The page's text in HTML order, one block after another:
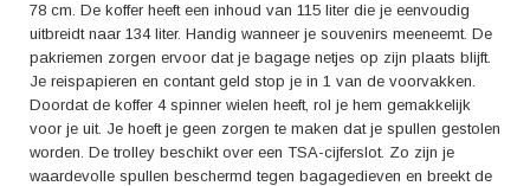
78 cm. De koffer heeft een inhoud van 115 liter die je eenvoudig
uitbreidt naar 134 liter. Handig wanneer je souvenirs meeneemt. De
pakriemen zorgen ervoor dat je bagage netjes op zijn plaats blijft.
Je reispapieren en contant geld stop je in 1 van de voorvakken.
Doordat de koffer 4 spinner wielen heeft, rol je hem gemakkelijk
voor je uit. Je hoeft je geen zorgen te maken dat je spullen gestolen
worden. De trolley beschikt over een TSA-cijferslot. Zo zijn je
waardevolle spullen beschermd tegen bagagedieven en breekt de